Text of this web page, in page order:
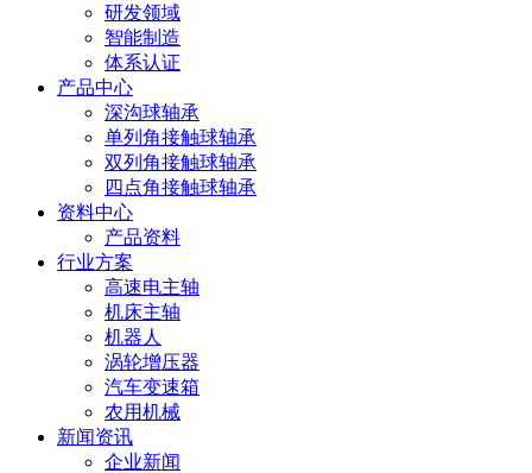
研发领域
智能制造
体系认证
产品中心
深沟球轴承
单列角接触球轴承
双列角接触球轴承
四点角接触球轴承
资料中心
产品资料
行业方案
高速电主轴
机床主轴
机器人
涡轮增压器
汽车变速箱
农用机械
新闻资讯
企业新闻